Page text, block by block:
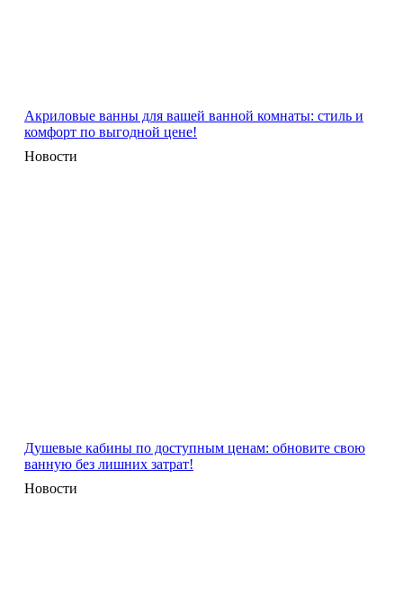
Акриловые ванны для вашей ванной комнаты: стиль и
комфорт по выгодной цене!
Новости
Душевые кабины по доступным ценам: обновите свою
ванную без лишних затрат!
Новости